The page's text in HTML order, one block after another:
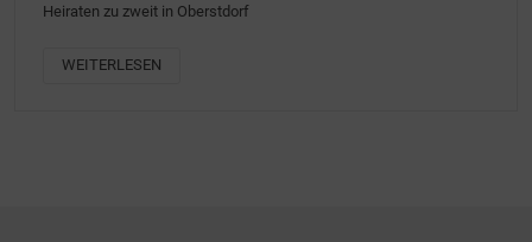
Heiraten zu zweit in Oberstdorf
WEITERLESEN